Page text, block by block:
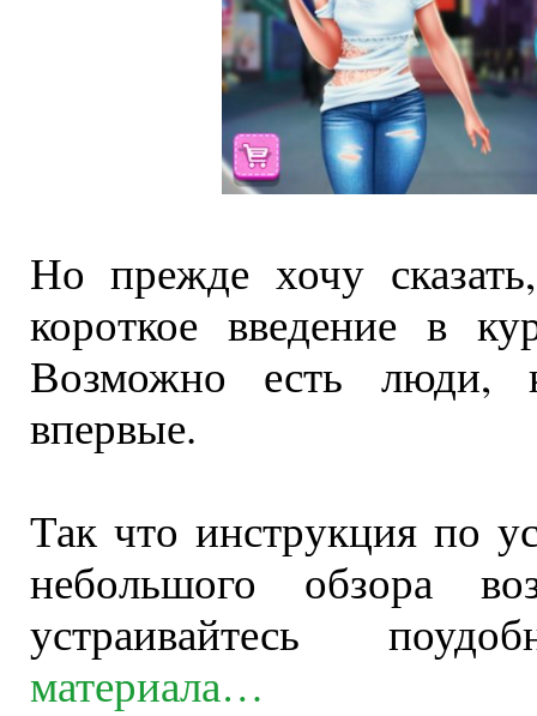
Но прежде хочу
короткое введение в
Возможно есть люди,
впервые.
Так что инструкция по
небольшого обзора
устраивайтесь
материала…